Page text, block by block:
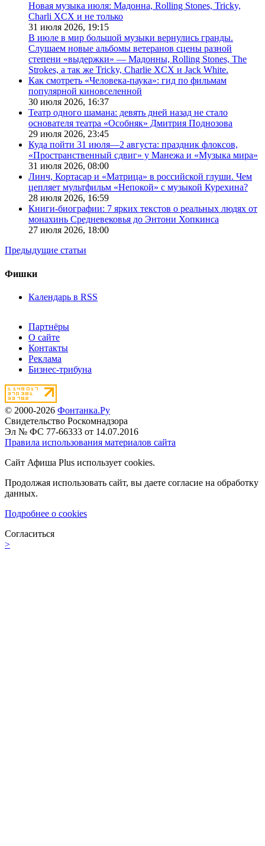
Новая музыка июля: Мадонна, Rolling Stones, Tricky,
Charli XCX и не только
31 июля 2026, 19:15
В июле в мир большой музыки вернулись гранды.
Слушаем новые альбомы ветеранов сцены разной
степени «выдержки» — Мадонны, Rolling Stones, The
Strokes, а так же Tricky, Charlie XCX и Jack White.
Как смотреть «Человека-паука»: гид по фильмам
популярной киновселенной
30 июля 2026, 16:37
Театр одного шамана: девять дней назад не стало
основателя театра «Особняк» Дмитрия Поднозова
29 июля 2026, 23:45
Куда пойти 31 июля—2 августа: праздник флоксов,
«Пространственный сдвиг» у Манежа и «Музыка мира»
31 июля 2026, 08:00
Линч, Кортасар и «Матрица» в российской глуши. Чем
цепляет мультфильм «Непокой» с музыкой Курехина?
28 июля 2026, 16:59
Книги-биографии: 7 ярких текстов о реальных людях от
монахинь Средневековья до Энтони Хопкинса
27 июля 2026, 18:00
Предыдущие статьи
Фишки
Календарь в RSS
Партнёры
О сайте
Контакты
Реклама
Бизнес-трибуна
© 2000-2026 Фонтанка.Ру
Свидетельство Роскомнадзора
Эл № ФС 77-66333 от 14.07.2016
Правила использования материалов сайта
Сайт Афиша Plus использует cookies.
Продолжая использовать сайт, вы даете согласие на обработку
данных.
Подробнее о cookies
Согласиться
>